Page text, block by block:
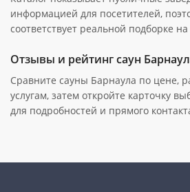
информацией для посетителей,
соответствует реальной подборке
Отзывы и рейтинг саун
Сравните сауны Барнаула по цене,
услугам, затем откройте карточку
для подробностей и прямого